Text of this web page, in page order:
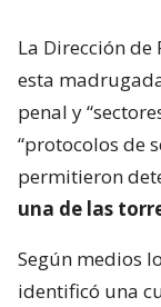
La Dirección
esta
penal y
“protocolos de
permitieron
una de las
Según medios
identificó una